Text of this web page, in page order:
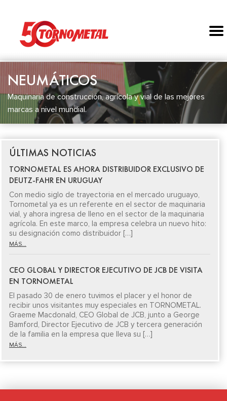
NEUMÁTICOS
Maquinaria de construcción, agrícola y vial de las mejores
marcas a nivel mundial.
ÚLTIMAS NOTICIAS
TORNOMETAL ES AHORA DISTRIBUIDOR EXCLUSIVO DE
DEUTZ-FAHR EN URUGUAY
Con medio siglo de trayectoria en el mercado uruguayo,
Tornometal ya es un referente en el sector de maquinaria
vial, y ahora ingresa de lleno en el sector de la maquinaria
agrícola. En este marco, la empresa celebra un nuevo hito:
su designación como distribuidor […]
MÁS...
CEO GLOBAL Y DIRECTOR EJECUTIVO DE JCB DE VISITA
EN TORNOMETAL
El pasado 30 de enero tuvimos el placer y el honor de
recibir unos visitantes muy especiales en TORNOMETAL.
Graeme Macdonald, CEO Global de JCB, junto a George
Bamford, Director Ejecutivo de JCB y tercera generación
de la familia en la empresa que lleva su […]
MÁS...